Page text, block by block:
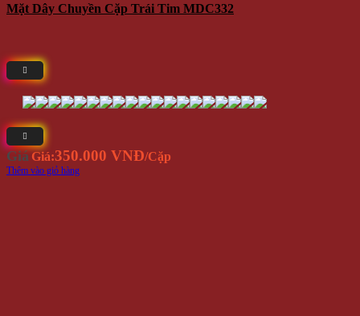
Mặt Dây Chuyền Cặp Trái Tim MDC332
Giá Giá:350.000 VNĐ/Cặp
Thêm vào giỏ hàng